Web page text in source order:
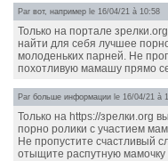
Par вот, например le 16/04/21 à 10:58
Только на портале
найти для себя лучшее
молоденьких парней. Не
похотливую мамашу прямо
Par больше информации le 16/04/21 à
Только на https://зрелки.org
порно ролики с участием
Не пропустите счастливый
отыщите распутную